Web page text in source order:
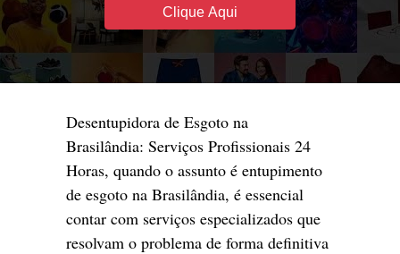
Clique Aqui
Desentupidora de Esgoto na
Brasilândia: Serviços Profissionais 24
Horas, quando o assunto é entupimento
de esgoto na Brasilândia, é essencial
contar com serviços especializados que
resolvam o problema de forma definitiva